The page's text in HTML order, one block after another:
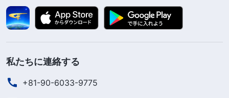
通常の言葉が取って代わることはできず、人間が一
切持ち合わせていない真理でなければ取って代われ
ない。このような方法のみが裁きと呼ばれることが
できる。このような裁きを通してのみ人間は屈服
し、神について徹底的に納得し、さらに神について
私たちに連絡する
+81-90-6033-9775